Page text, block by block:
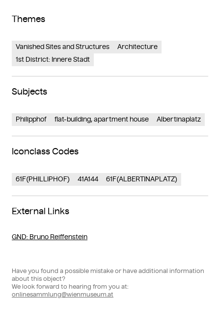
Themes
Vanished Sites and Structures
Architecture
1st District: Innere Stadt
Subjects
Philipphof flat-building, apartment house Albertinaplatz
Iconclass Codes
61F(PHILLIPHOF) 41A144 61F(ALBERTINAPLATZ)
External Links
GND: Bruno Reiffenstein
Have you found a possible mistake or have additional information
about this object?
We look forward to hearing from you at:
onlinesammlung@wienmuseum.at